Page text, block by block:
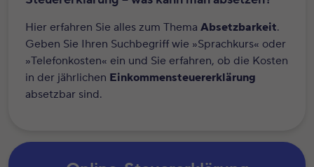
Hier erfahren Sie alles zum Thema Absetzbarkeit.
Geben Sie Ihren Suchbegriff wie »Sprachkurs« oder
»Telefonkosten« ein und Sie erfahren, ob die Kosten
in der jährlichen Einkommensteuererklärung
absetzbar sind.